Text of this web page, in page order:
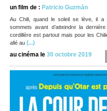
un film de : Patricio Guzmán
Au Chili, quand le soleil se lève, il a
sommets avant d’atteindre la
cordillère est partout mais pour les
allé au (...)
au cinéma le 30 octobre 2019